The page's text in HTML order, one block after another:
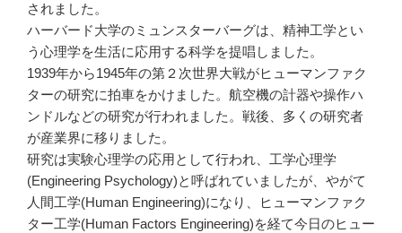
されました。
ハーバード大学のミュンスターバーグは、精神工学とい
う心理学を生活に応用する科学を提唱しました。
1939年から1945年の第２次世界大戦がヒューマンファク
ターの研究に拍車をかけました。航空機の計器や操作ハ
ンドルなどの研究が行われました。戦後、多くの研究者
が産業界に移りました。
研究は実験心理学の応用として行われ、工学心理学
(Engineering Psychology)と呼ばれていましたが、やがて
人間工学(Human Engineering)になり、ヒューマンファク
ター工学(Human Factors Engineering)を経て今日のヒュー